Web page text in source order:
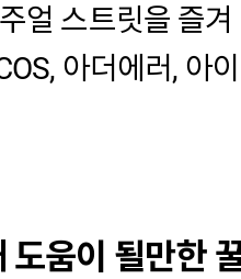
얼 스트릿을 즐
아더에러, 아
도움이 될만한